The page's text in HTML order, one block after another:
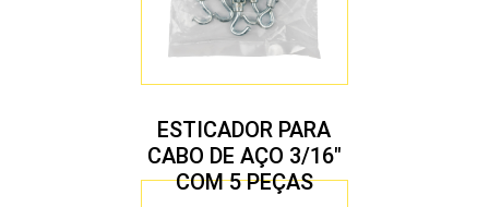
ESTICADOR PARA
CABO DE AÇO 3/16″
COM 5 PEÇAS